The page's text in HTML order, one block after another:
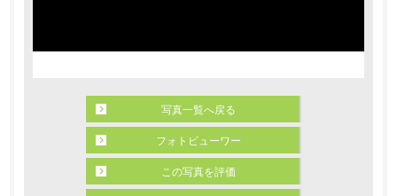
写真一覧へ戻る
フォトビューワー
この写真を評価